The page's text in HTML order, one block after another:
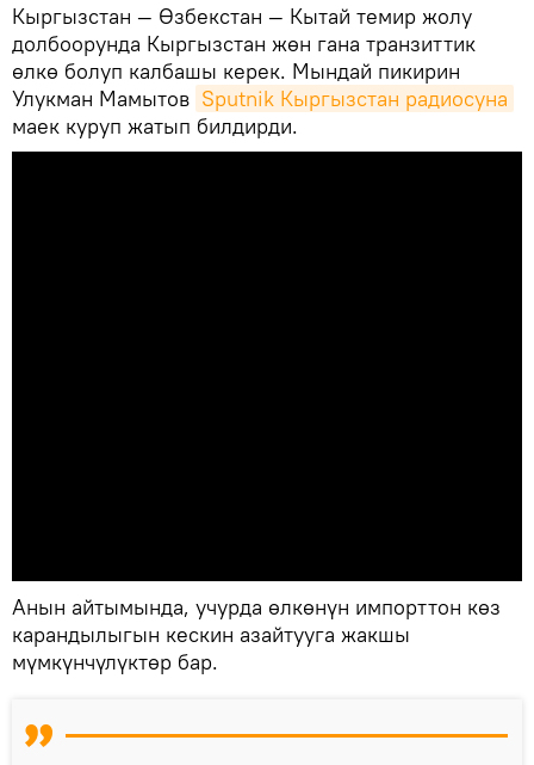
Кыргызстан — Өзбекстан — Кытай темир жолу
долбоорунда Кыргызстан жөн гана транзиттик
өлкө болуп калбашы керек. Мындай пикирин
Улукман Мамытов Sputnik Кыргызстан радиосуна
маек куруп жатып билдирди.
Анын айтымында, учурда өлкөнүн импорттон көз
карандылыгын кескин азайтууга жакшы
мүмкүнчүлүктөр бар.